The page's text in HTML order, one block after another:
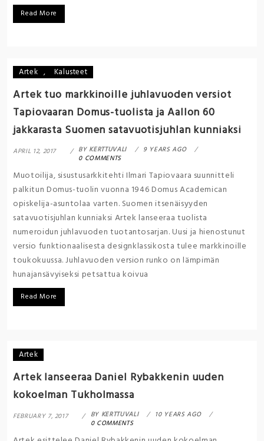
Read More
Artek , Kalusteet
Artek tuo markkinoille juhlavuoden versiot
Tapiovaaran Domus-tuolista ja Aallon 60
jakkarasta Suomen satavuotisjuhlan kunniaksi
APRIL 12, 2017 BY KERTTUVALI
9 YEARS AGO
0 COMMENTS
Muotoilija, sisustusarkkitehti Ilmari Tapiovaara suunnitteli
palkitun Domus-tuolin vuonna 1946 Domus Academican
opiskelija-asuntolaa varten. Suomen itsenäisyyden
satavuotisjuhlan kunniaksi Artek lanseeraa tuolista
numeroidun juhlavuoden tuotantosarjan. Uusi ja hienostunut
versio funktionaalisesta designklassikosta tulee markkinoille
toukokuussa. Juhlavuoden version runko on lämpimän
hunajansävyiseksi petsattua koivua
Read More
Artek
Artek lanseeraa Daniel Rybakkenin uuden
kokoelman Tukholmassa
FEBRUARY 7, 2017 BY KERTTUVALI
10 YEARS AGO
0 COMMENTS